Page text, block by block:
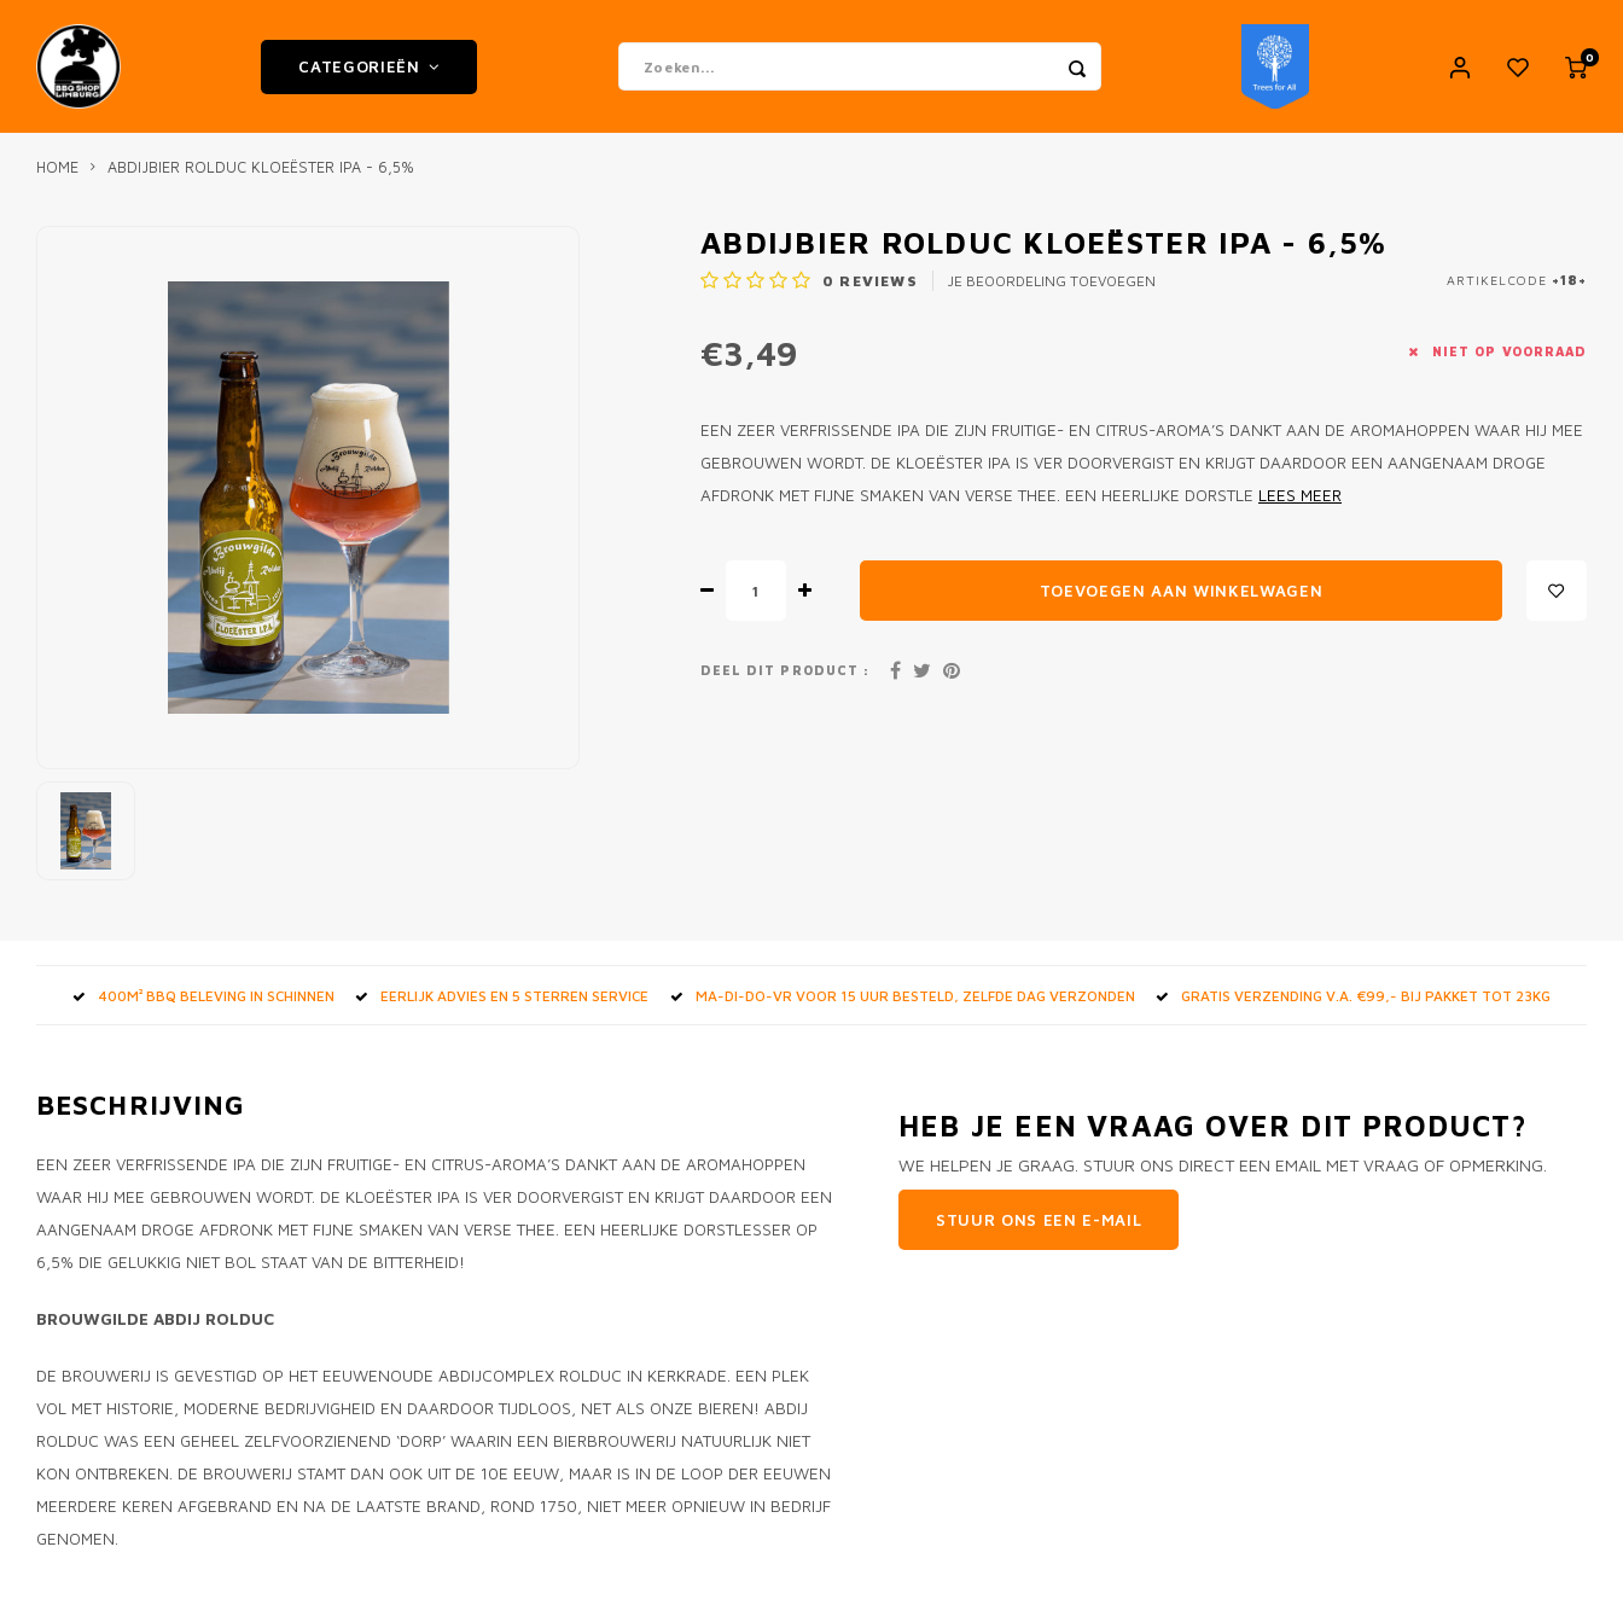
CATEGORIEËN
0
HOME ABDIJBIER ROLDUC KLOEËSTER IPA - 6,5%
ABDIJBIER ROLDUC KLOEËSTER IPA - 6,5%
0 REVIEWS JE BEOORDELING TOEVOEGEN ARTIKELCODE +18+
€3,49 NIET OP VOORRAAD
EEN ZEER VERFRISSENDE IPA DIE ZIJN FRUITIGE- EN CITRUS-AROMA’S DANKT AAN DE AROMAHOPPEN WAAR HIJ MEE
GEBROUWEN WORDT. DE KLOEËSTER IPA IS VER DOORVERGIST EN KRIJGT DAARDOOR EEN AANGENAAM DROGE
AFDRONK MET FIJNE SMAKEN VAN VERSE THEE. EEN HEERLIJKE DORSTLE LEES MEER
TOEVOEGEN AAN WINKELWAGEN
DEEL DIT PRODUCT :
400M² BBQ BELEVING IN SCHINNEN EERLIJK ADVIES EN 5 STERREN SERVICE MA-DI-DO-VR VOOR 15 UUR BESTELD, ZELFDE DAG VERZONDEN GRATIS VERZENDING V.A. €99,- BIJ PAKKET TOT 23KG
BESCHRIJVING
EEN ZEER VERFRISSENDE IPA DIE ZIJN FRUITIGE- EN CITRUS-AROMA’S DANKT AAN DE AROMAHOPPEN
WAAR HIJ MEE GEBROUWEN WORDT. DE KLOEËSTER IPA IS VER DOORVERGIST EN KRIJGT DAARDOOR EEN
AANGENAAM DROGE AFDRONK MET FIJNE SMAKEN VAN VERSE THEE. EEN HEERLIJKE DORSTLESSER OP
6,5% DIE GELUKKIG NIET BOL STAAT VAN DE BITTERHEID!
BROUWGILDE ABDIJ ROLDUC
DE BROUWERIJ IS GEVESTIGD OP HET EEUWENOUDE ABDIJCOMPLEX ROLDUC IN KERKRADE. EEN PLEK
VOL MET HISTORIE, MODERNE BEDRIJVIGHEID EN DAARDOOR TIJDLOOS, NET ALS ONZE BIEREN! ABDIJ
ROLDUC WAS EEN GEHEEL ZELFVOORZIENEND ‘DORP’ WAARIN EEN BIERBROUWERIJ NATUURLIJK NIET
KON ONTBREKEN. DE BROUWERIJ STAMT DAN OOK UIT DE 10E EEUW, MAAR IS IN DE LOOP DER EEUWEN
MEERDERE KEREN AFGEBRAND EN NA DE LAATSTE BRAND, ROND 1750, NIET MEER OPNIEUW IN BEDRIJF
GENOMEN.
HEB JE EEN VRAAG OVER DIT PRODUCT?
WE HELPEN JE GRAAG. STUUR ONS DIRECT EEN EMAIL MET VRAAG OF OPMERKING.
STUUR ONS EEN E-MAIL